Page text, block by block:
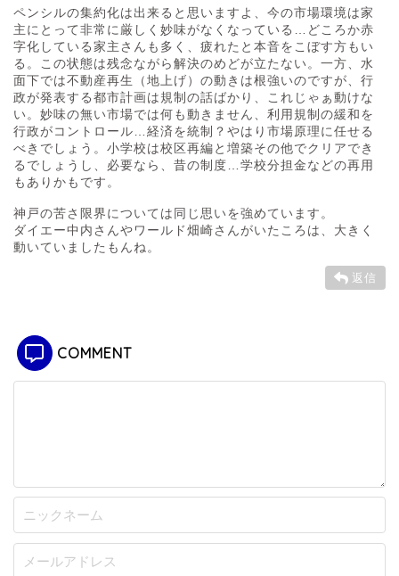
ペンシルの集約化は出来ると思いますよ、今の市場環境は家
主にとって非常に厳しく妙味がなくなっている…どころか赤
字化している家主さんも多く、疲れたと本音をこぼす方もい
る。この状態は残念ながら解決のめどが立たない。一方、水
面下では不動産再生（地上げ）の動きは根強いのですが、行
政が発表する都市計画は規制の話ばかり、これじゃぁ動けな
い。妙味の無い市場では何も動きません、利用規制の緩和を
行政がコントロール…経済を統制？やはり市場原理に任せる
べきでしょう。小学校は校区再編と増築その他でクリアでき
るでしょうし、必要なら、昔の制度…学校分担金などの再用
もありかもです。
神戸の苦さ限界については同じ思いを強めています。
ダイエー中内さんやワールド畑崎さんがいたころは、大きく
動いていましたもんね。
返信
COMMENT